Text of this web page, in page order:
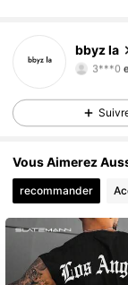
bbyz la
4,51
3***0
Vous Aimerez
recommander